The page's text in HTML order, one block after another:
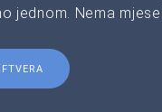
jednom. Nema